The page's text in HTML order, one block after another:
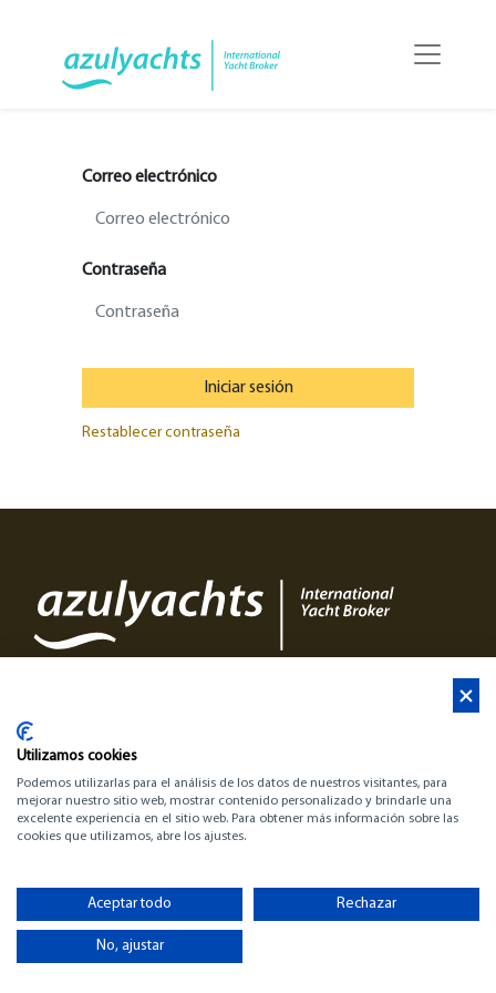
Correo electrónico
Contraseña
Iniciar sesión
Restablecer contraseña
▷ Barcos en Venta | Compra tu Barco | TodoBarco
Utilizamos cookies
Podemos utilizarlas para el análisis de los datos de nuestros visitantes, para
mejorar nuestro sitio web, mostrar contenido personalizado y brindarle una
excelente experiencia en el sitio web. Para obtener más información sobre las
cookies que utilizamos, abre los ajustes.
Aceptar todo Rechazar
No, ajustar